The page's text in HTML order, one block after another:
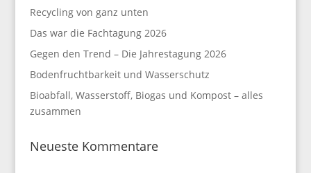
Recycling von ganz unten
Das war die Fachtagung 2026
Gegen den Trend – Die Jahrestagung 2026
Bodenfruchtbarkeit und Wasserschutz
Bioabfall, Wasserstoff, Biogas und Kompost – alles
zusammen
Neueste Kommentare